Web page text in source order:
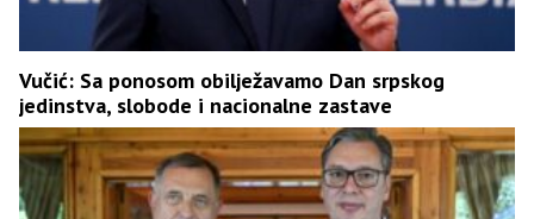
Vučić: Sa ponosom obilježavamo Dan srpskog
jedinstva, slobode i nacionalne zastave